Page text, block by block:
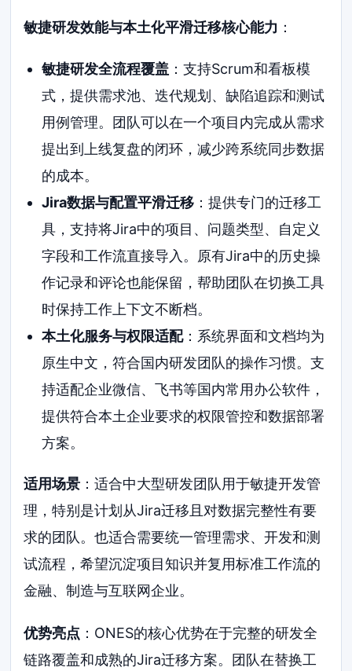
敏捷研发效能与本土化平滑迁移核心能力 ：
敏捷研发全流程覆盖：支持Scrum和看板模
式，提供需求池、迭代规划、缺陷追踪和测试
用例管理。团队可以在一个项目内完成从需求
提出到上线复盘的闭环，减少跨系统同步数据
的成本。
Jira数据与配置平滑迁移：提供专门的迁移工
具，支持将Jira中的项目、问题类型、自定义
字段和工作流直接导入。原有Jira中的历史操
作记录和评论也能保留，帮助团队在切换工具
时保持工作上下文不断档。
本土化服务与权限适配：系统界面和文档均为
原生中文，符合国内研发团队的操作习惯。支
持适配企业微信、飞书等国内常用办公软件，
提供符合本土企业要求的权限管控和数据部署
方案。
适用场景 ：适合中大型研发团队用于敏捷开发管
理，特别是计划从Jira迁移且对数据完整性有要
求的团队。也适合需要统一管理需求、开发和测
试流程，希望沉淀项目知识并复用标准工作流的
金融、制造与互联网企业。
优势亮点 ：ONES的核心优势在于完整的研发全
链路覆盖和成熟的Jira迁移方案。团队在替换工